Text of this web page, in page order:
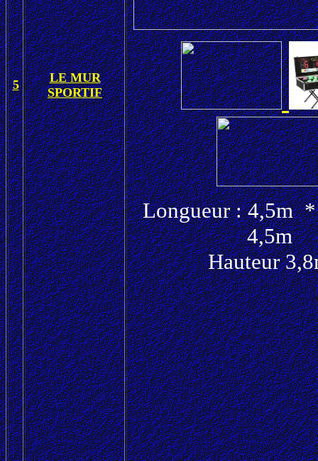
5
LE MUR
SPORTIF
Longueur : 4,5m
4,5m
Hauteur